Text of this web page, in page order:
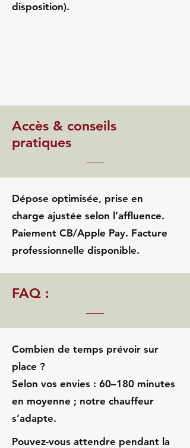
disposition).
Accès & conseils
pratiques
Dépose optimisée, prise en
charge ajustée selon l’affluence.
Paiement CB/Apple Pay. Facture
professionnelle disponible.
FAQ :
Combien de temps prévoir sur
place ?
Selon vos envies : 60–180 minutes
en moyenne ; notre chauffeur
s’adapte.
Pouvez-vous attendre pendant la